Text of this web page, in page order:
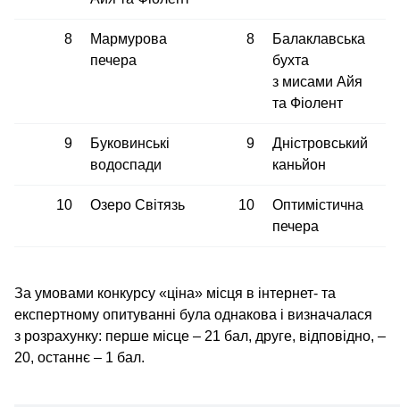
8
Мармурова
печера
8
Балаклавська
бухта
з мисами Айя
та Фіолент
9
Буковинські
водоспади
9
Дністровський
каньйон
10 Озеро Світязь 10
Оптимістична
печера
За умовами конкурсу «ціна» місця в інтернет- та
експертному опитуванні була однакова і визначалася
з розрахунку: перше місце – 21 бал, друге, відповідно, –
20, останнє – 1 бал.